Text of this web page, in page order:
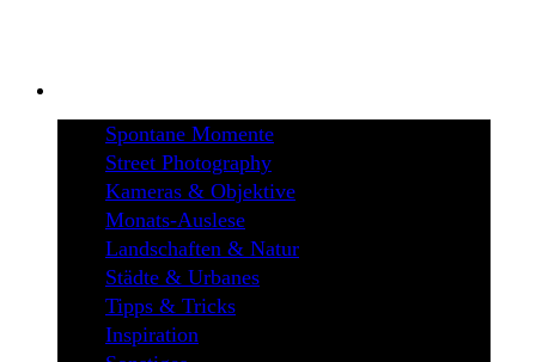
Spontane Momente
Street Photography
Kameras & Objektive
Monats-Auslese
Landschaften & Natur
Städte & Urbanes
Tipps & Tricks
Inspiration